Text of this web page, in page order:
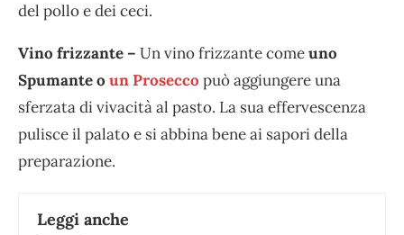
del pollo e dei ceci.
Vino frizzante – Un vino frizzante comeuno
Spumante o un Prosecco può aggiungere una
sferzata di vivacità al pasto. La sua effervescenza
pulisce il palato e si abbina bene ai sapori della
preparazione.
Leggi anche